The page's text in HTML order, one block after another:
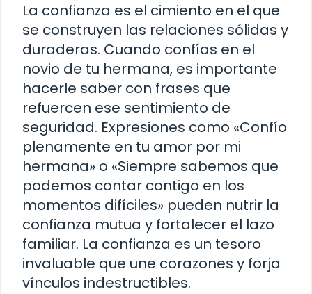
La confianza es el cimiento en el que
se construyen las relaciones sólidas y
duraderas. Cuando confías en el
novio de tu hermana, es importante
hacerle saber con frases que
refuercen ese sentimiento de
seguridad. Expresiones como «Confío
plenamente en tu amor por mi
hermana» o «Siempre sabemos que
podemos contar contigo en los
momentos difíciles» pueden nutrir la
confianza mutua y fortalecer el lazo
familiar. La confianza es un tesoro
invaluable que une corazones y forja
vínculos indestructibles.